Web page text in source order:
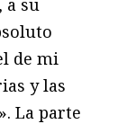
de mi
y las
La parte